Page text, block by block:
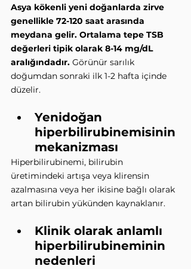
Asya kökenli yeni doğanlarda zirve
genellikle 72-120 saat arasında
meydana gelir. Ortalama tepe TSB
değerleri tipik olarak 8-14 mg/dL
aralığındadır. Görünür sarılık
doğumdan sonraki ilk 1-2 hafta içinde
düzelir.
Yenidoğan
hiperbilirubinemisinin
mekanizması
Hiperbilirubinemi, bilirubin
üretimindeki artışa veya klirensin
azalmasına veya her ikisine bağlı olarak
artan bilirubin yükünden kaynaklanır.
Klinik olarak anlamlı
hiperbilirubineminin
nedenleri